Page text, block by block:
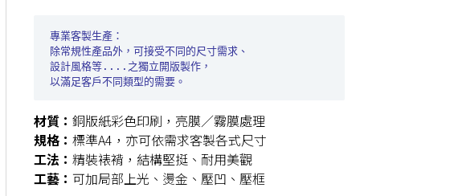
專業客製生產：
除常規性產品外，可接受不同的尺寸需求、
設計風格等....之獨立開版製作，
材質：銅版紙彩色印刷，亮膜／霧膜處理
規格：標準A4，亦可依需求客製各式尺寸
工法：精裝裱褙，結構堅挺、耐用美觀
工藝：可加局部上光、燙金、壓凹、壓框